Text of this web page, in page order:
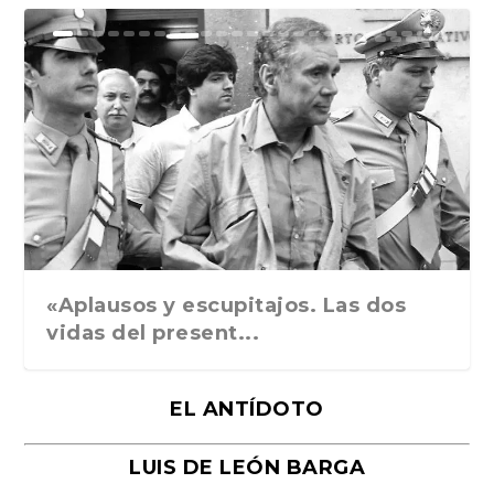
Ground Rules. Alejan...
«Rafael: Poesía subl...
Bienvenidos al circo...
Georges de La Tour. ...
Robert Capa: la hist...
«Aplausos y escupitajos. Las dos
vidas del present...
EL ANTÍDOTO
LUIS DE LEÓN BARGA